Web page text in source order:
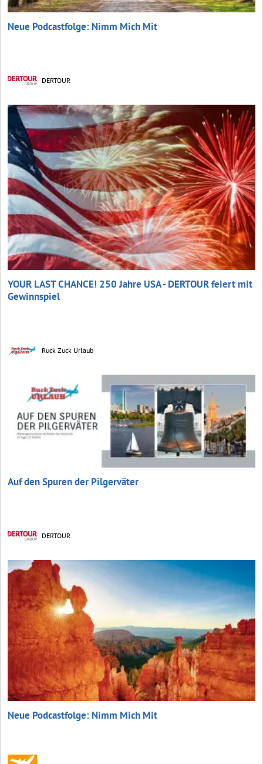
Neue Podcastfolge: Nimm Mich Mit
DERTOUR
YOUR LAST CHANCE! 250 Jahre USA - DERTOUR feiert mit
Gewinnspiel
Ruck Zuck Urlaub
Auf den Spuren der Pilgerväter
DERTOUR
Neue Podcastfolge: Nimm Mich Mit